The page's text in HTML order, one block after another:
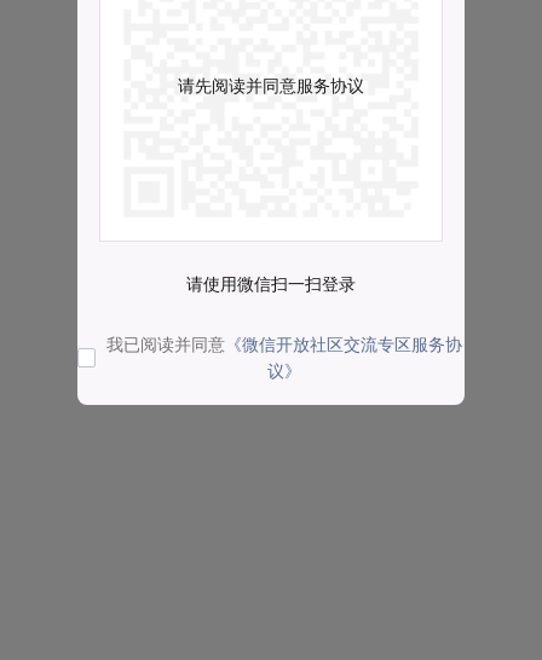
请先阅读并同意服务协议
请使用微信扫一扫登录
我已阅读并同意 《微信开放社区交流专区服务协
议》